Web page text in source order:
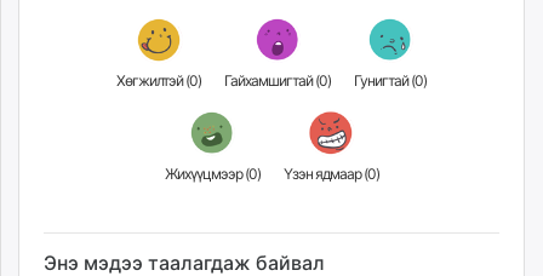
unuudur.mn
Хөгжилтэй (0) Гайхамшигтай (0) Гунигтай (0)
Жихүүцмээр (0) Үзэн ядмаар (0)
Энэ мэдээ таалагдаж байвал